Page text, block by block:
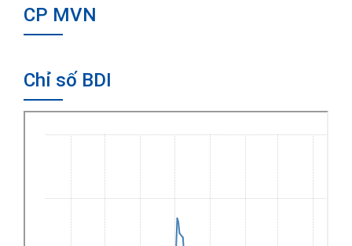
CP MVN
Chỉ số BDI